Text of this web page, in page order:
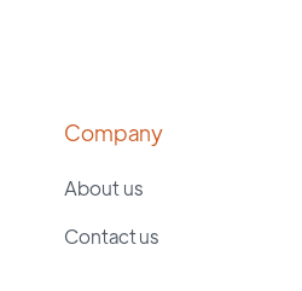
Company
About us
Contact us